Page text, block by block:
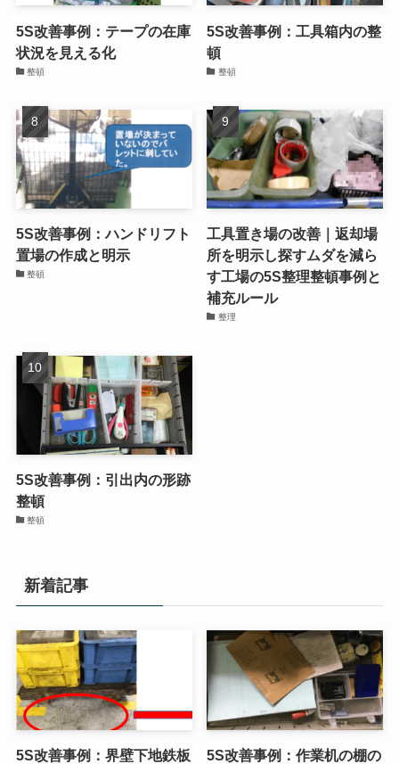
5S改善事例：テープの在庫
状況を見える化
整頓
5S改善事例：工具箱内の整
頓
整頓
5S改善事例：ハンドリフト
置場の作成と明示
整頓
工具置き場の改善｜返却場
所を明示し探すムダを減ら
す工場の5S整理整頓事例と
補充ルール
整理
5S改善事例：引出内の形跡
整頓
整頓
新着記事
5S改善事例：界壁下地鉄板
5S改善事例：作業机の棚の